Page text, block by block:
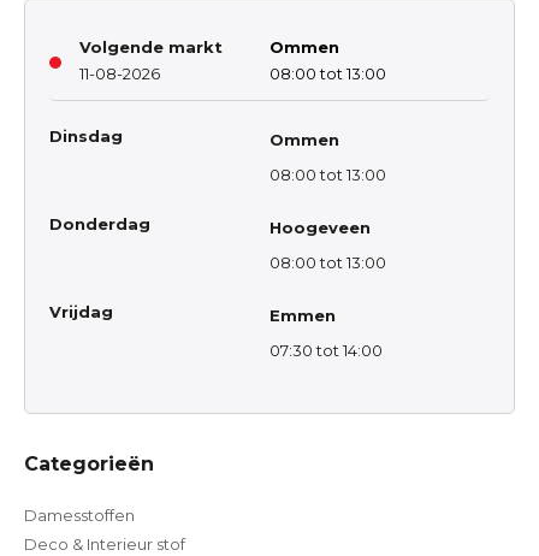
Volgende markt
11-08-2026
Ommen
08:00 tot 13:00
Dinsdag
Ommen
08:00 tot 13:00
Donderdag
Hoogeveen
08:00 tot 13:00
Vrijdag
Emmen
07:30 tot 14:00
Categorieën
Damesstoffen
Deco & Interieur stof